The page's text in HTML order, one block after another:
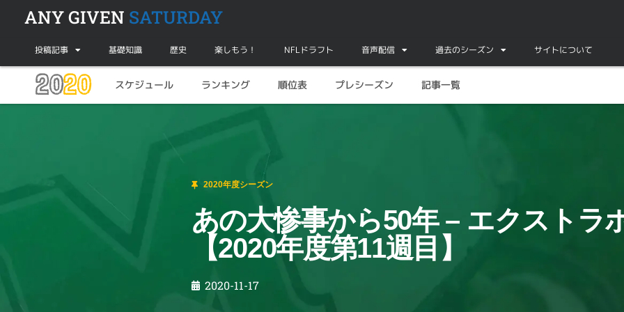
ANY GIVEN SATURDAY
投稿記事 基礎知識 歴史 楽しもう！ NFLドラフト 音声配信 過去のシーズン サイトについて
2020 スケジュール ランキング 順位表 プレシーズン 記事一覧
2020年度シーズン
あの大惨事から50年 – エクストラ
【2020年度第11週目】
2020-11-17